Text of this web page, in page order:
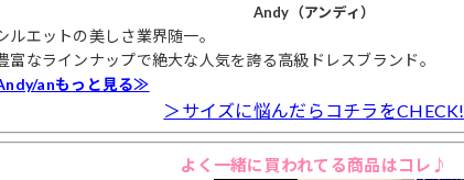
Andy（アンディ）
ルエットの美しさ業界随一。
富なラインナップで絶大な人気を誇る高級ドレスブランド。
anもっと見る≫
＞サイズに悩んだらコチラをCHECK!
よく一緒に買われてる商品はコレ♪